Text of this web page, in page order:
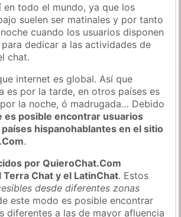
en todo el mundo, ya que los
suelen ser matinales y por tanto
cuando los usuarios disponen
dedicar a las actividades de
chat.
internet es global. Así que
es por la tarde, en otros países es
la noche, ó madrugada… Debido
es posible encontrar usuarios
hispanohablantes en el sitio
.
por QuieroChat.Com
Chat y el LatinChat. Estos
desde diferentes zonas
este modo es posible encontrar
diferentes a las de mayor afluencia